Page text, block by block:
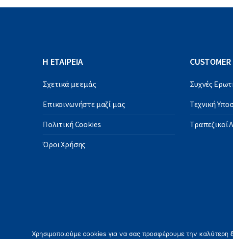
Η ΕΤΑΙΡΕΙΑ
Σχετικά με εμάς
Επικοινωνήστε μαζί μας
Πολιτική Cookies
Όροι Χρήσης
CUSTOMER
Συχνές
Τεχνική
Τραπεζικοί
Χρησιμοποιούμε cookies για να σας προσφέρουμε την καλύτερη